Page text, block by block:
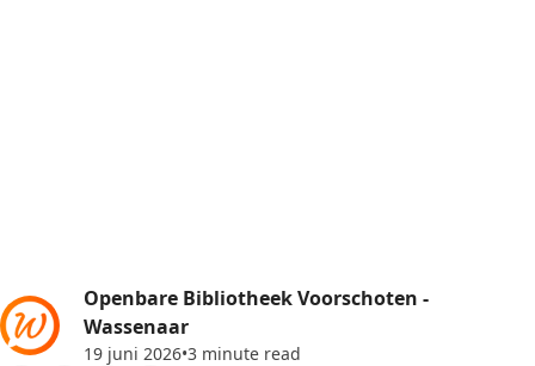
Openbare Bibliotheek Voorschoten -
Wassenaar
19 juni 2026•3 minute read